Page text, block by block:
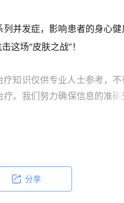
并发症，影响患者的身心
这场“皮肤之战”！
知识仅供专业人士参考，不
。我们努力确保信息的准确
容采取的任何行动，本文作
分享